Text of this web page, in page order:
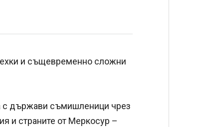
и същевременно сложни
с държави съмишленици чрез
и страните от Меркосур –